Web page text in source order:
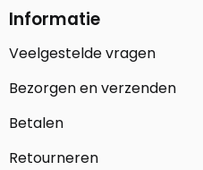
Informatie
Veelgestelde vragen
Bezorgen en verzenden
Betalen
Retourneren